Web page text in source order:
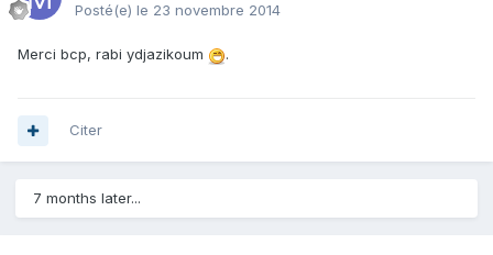
Posté(e) le 23 novembre 2014
Merci bcp, rabi ydjazikoum .
Citer
7 months later...